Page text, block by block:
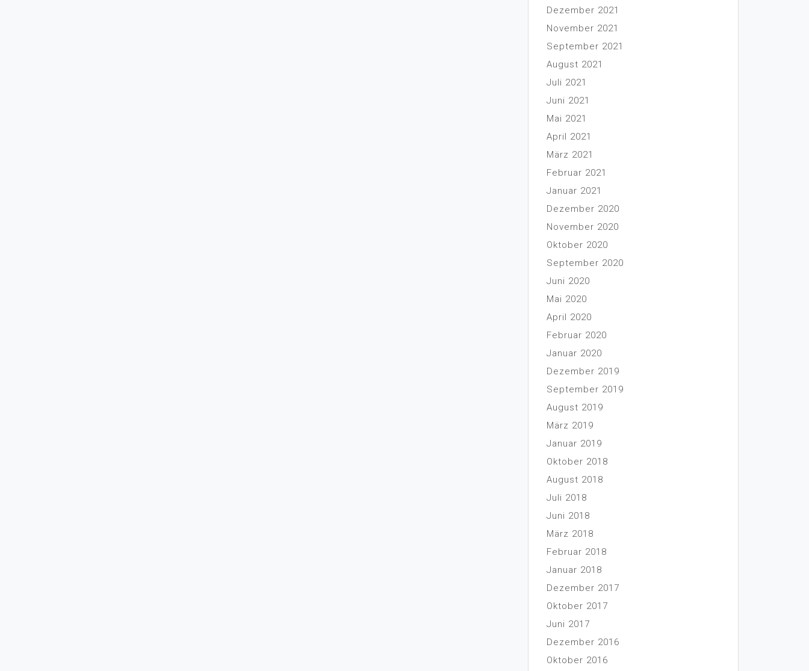
Dezember 2021
November 2021
September 2021
August 2021
Juli 2021
Juni 2021
Mai 2021
April 2021
März 2021
Februar 2021
Januar 2021
Dezember 2020
November 2020
Oktober 2020
September 2020
Juni 2020
Mai 2020
April 2020
Februar 2020
Januar 2020
Dezember 2019
September 2019
August 2019
März 2019
Januar 2019
Oktober 2018
August 2018
Juli 2018
Juni 2018
März 2018
Februar 2018
Januar 2018
Dezember 2017
Oktober 2017
Juni 2017
Dezember 2016
Oktober 2016